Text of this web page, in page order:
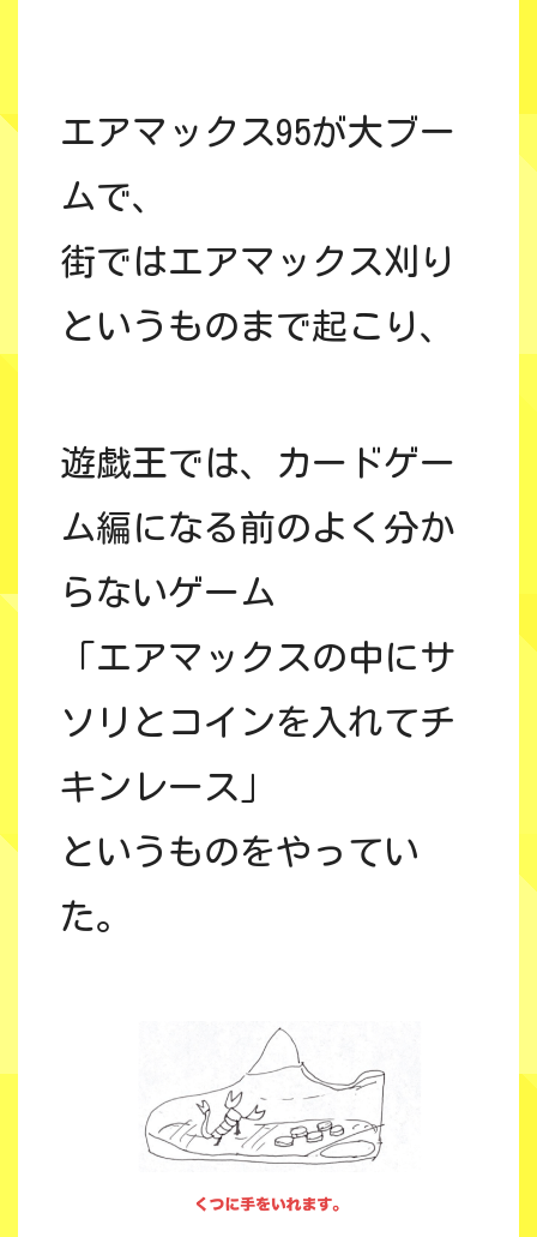
エアマックス95が大ブー
ムで、
街ではエアマックス刈り
というものまで起こり、
遊戯王では、カードゲー
ム編になる前のよく分か
らないゲーム
「エアマックスの中にサ
ソリとコインを入れてチ
キンレース」
というものをやってい
た。